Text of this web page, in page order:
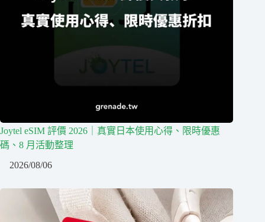
Joytel eSIM 評價 2026｜真實日本使用心得、限時優惠
碼、8 月活動整理
2026/08/06